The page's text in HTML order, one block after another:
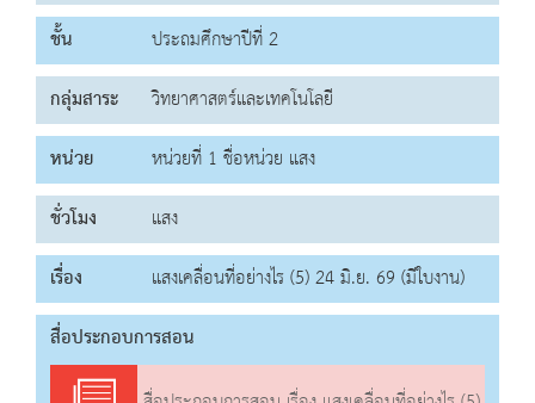
ชั้น
ประถมศึกษาปีที่ 2
กลุ่มสาระ
วิทยาศาสตร์และเทคโนโลยี
หน่วย
หน่วยที่ 1 ชื่อหน่วย แสง
ชั่วโมง
แสง
เรื่อง
แสงเคลื่อนที่อย่างไร (5) 24 มิ.ย. 69 (มีใบงาน)
สื่อประกอบการสอน